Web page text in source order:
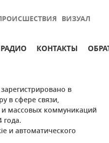
ВИЗУАЛ
РАДИО КОНТАКТЫ
в
в сфере связи,
массовых коммуникаций
года.
и автоматического